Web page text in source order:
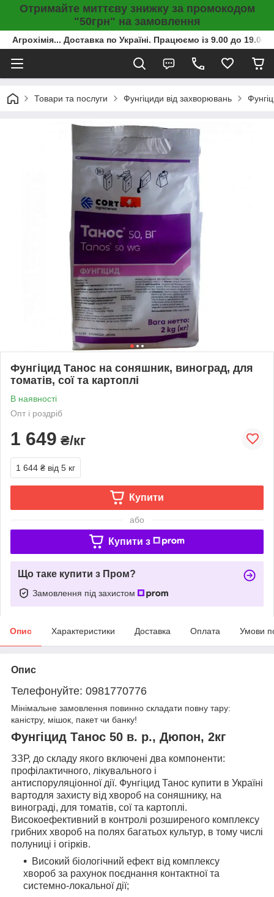
Отримайте миттєву знижку за промокодом
"50грн" на замовлення
Агрохімія... Доставка по Україні. Працюємо із 9.00 до
Товари та послуги Фунгіциди від захворювань
Фунгіцид Танос на соняшник, виноград, для
томатів, сої та картоплі
В наявності
Опт і роздріб
1 649 ₴/кг
1 644 ₴ від 5 кг
Купити
або
Купити з
Що таке купити з Пром?
Замовлення під захистом
Опис Характеристики Доставка Оплата Умови
Опис
Телефонуйте: 0981770776
Мінімальне замовлення повинно складати повну тару:
каністру, мішок, пакет чи банку!
Фунгіцид Танос 50 в. р., Дюпон, 2кг
ЗЗР, до складу якого включені два компоненти:
профілактичного, лікувального і
антиспоруляціонної дії. Фунгіцид Танос купити в Україні
вартодля захисту від хвороб на соняшнику, на
винограді, для томатів, сої та картоплі.
Високоефективний в контролі розширеного комплексу
грибних хвороб на полях багатьох культур, в тому числі
полуниці і огірків.
Високий біологічний ефект від комплексу
хвороб за рахунок поєднання контактної та
системно-локальної дії;